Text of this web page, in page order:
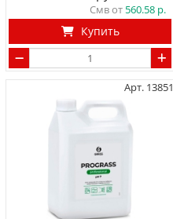
Смв от 560.58
Купить
Арт. 13851